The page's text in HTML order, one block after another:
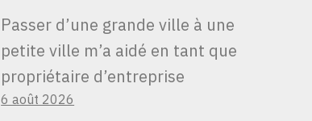
PLACES POUR
FRANCHIR LA LIGNE
D’ARRIVÉE AU MILIEU
D’UN ARRIÉRÉ
Passer d’une grande ville à une
petite ville m’a aidé en tant que
propriétaire d’entreprise
6 août 2026